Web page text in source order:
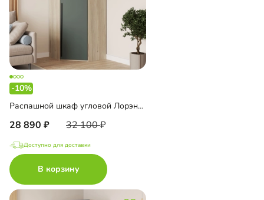
-10%
Распашной шкаф угловой Лорэна-900 Премиум
28 890 32 100
Доступно для доставки
В корзину